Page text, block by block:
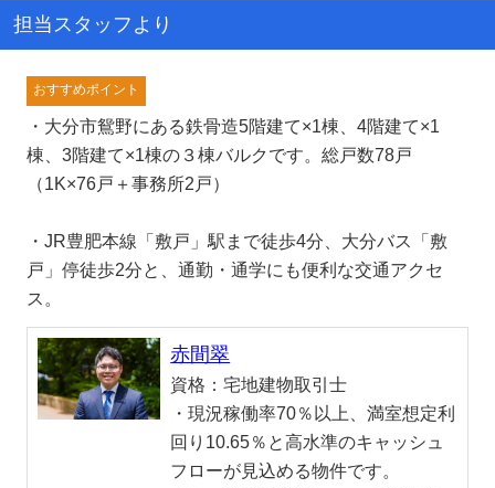
担当スタッフより
おすすめポイント
・大分市鴛野にある鉄骨造5階建て×1棟、4階建て×1
棟、3階建て×1棟の３棟バルクです。総戸数78戸
（1K×76戸＋事務所2戸）
・JR豊肥本線「敷戸」駅まで徒歩4分、大分バス「敷
戸」停徒歩2分と、通勤・通学にも便利な交通アクセ
ス。
赤間翠
資格：宅地建物取引士
・現況稼働率70％以上、満室想定利
回り10.65％と高水準のキャッシュ
フローが見込める物件です。